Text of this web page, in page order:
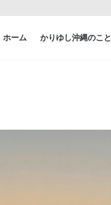
ホーム かりゆし沖縄のこと